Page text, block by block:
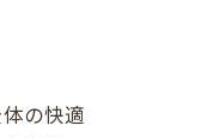
の快適